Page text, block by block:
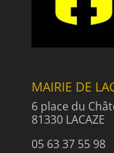
MAIRIE DE
6 place du
81330 LACAZE
05 63 37 55 98